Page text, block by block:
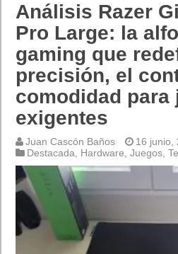
Análisis Razer
Pro Large: la
gaming que
precisión, el
comodidad para
exigentes
Juan Cascón Baños
16 junio,
Destacada, Hardware,Juegos,